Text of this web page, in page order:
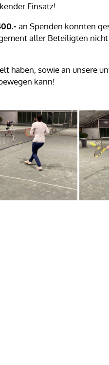
Einsatz!
an Spenden konnten
aller Beteiligten
haben, sowie an unsere
kann!